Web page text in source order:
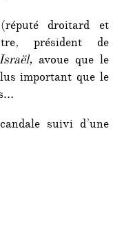
des
des
droitard et
président de
avoue que le
important que le
suivi d’une